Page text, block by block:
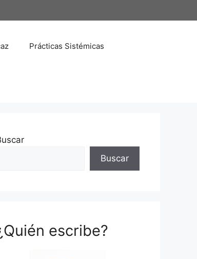
Prácticas Sistémicas
Buscar
escribe?